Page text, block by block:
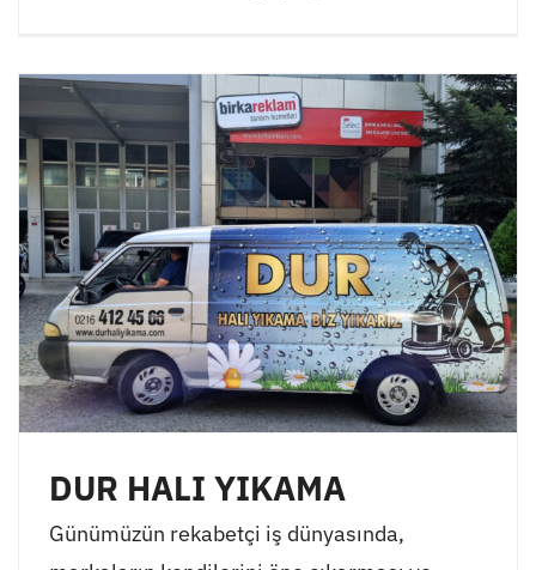
DUR HALI YIKAMA
Günümüzün rekabetçi iş dünyasında,